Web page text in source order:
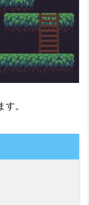
。